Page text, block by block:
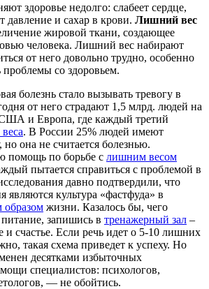
здоровье недолго: слабеет сердце,
давление и сахар в крови. Лишний вес
жировой ткани, создающее
человека. Лишний вес набирают
от него довольно трудно, особенно
проблемы со здоровьем.
болезнь стало вызывать тревогу в
от него страдают 1,5 млрд. людей на
и Европа, где каждый третий
. В России 25% людей имеют
она не считается болезнью.
помощь по борьбе с лишним весом
пытается справиться с проблемой в
давно подтвердили, что
культура «фастфуда» в
образом жизни. Казалось бы, чего
запишись в тренажерный зал –
и счастье. Если речь идет о 5-10 лишних
такая схема приведет к успеху. Но
десятками избыточных
специалистов: психологов,
— не обойтись.